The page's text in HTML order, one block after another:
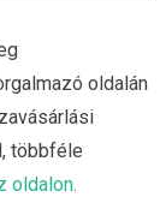
oldalán
többféle
oldalon.